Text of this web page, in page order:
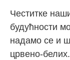
Честитке
будућности
надамо се и
црвено-белих.